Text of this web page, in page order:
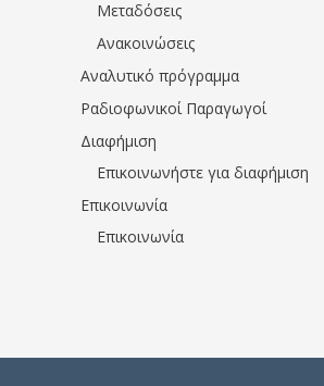
Μεταδόσεις
Ανακοινώσεις
Αναλυτικό πρόγραμμα
Ραδιοφωνικοί Παραγωγοί
Διαφήμιση
Επικοινωνήστε για διαφήμιση
Επικοινωνία
Επικοινωνία